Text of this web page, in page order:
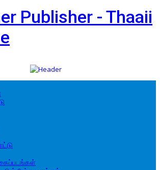
Publisher - Thaaii